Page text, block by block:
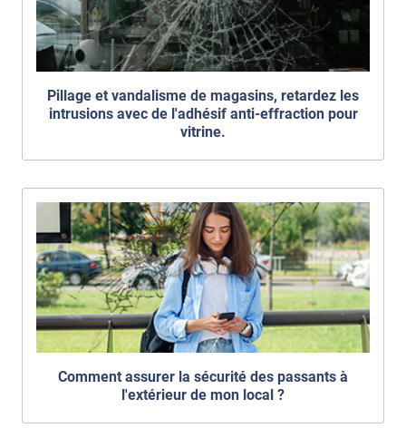
Pillage et vandalisme de magasins, retardez les
intrusions avec de l'adhésif anti-effraction pour
vitrine.
Comment assurer la sécurité des passants à
l'extérieur de mon local ?